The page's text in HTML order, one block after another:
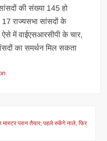
की संख्या 145 हो
17 राज्यसभा सांसदों के
में वाईएसआरसीपी के चार,
का समर्थन मिल सकता
प्लान तैयार; पहले रुकेंगे नाले, फिर